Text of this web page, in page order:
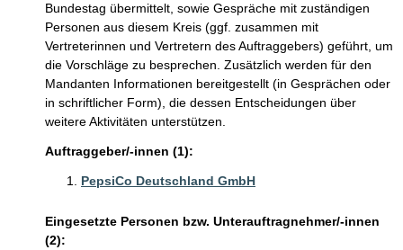
Bundestag übermittelt, sowie Gespräche mit zuständigen
Personen aus diesem Kreis (ggf. zusammen mit
Vertreterinnen und Vertretern des Auftraggebers) geführt, um
die Vorschläge zu besprechen. Zusätzlich werden für den
Mandanten Informationen bereitgestellt (in Gesprächen oder
in schriftlicher Form), die dessen Entscheidungen über
weitere Aktivitäten unterstützen.
Auftraggeber/-innen (1):
PepsiCo Deutschland GmbH
Eingesetzte Personen bzw. Unterauftragnehmer/-innen
(2):